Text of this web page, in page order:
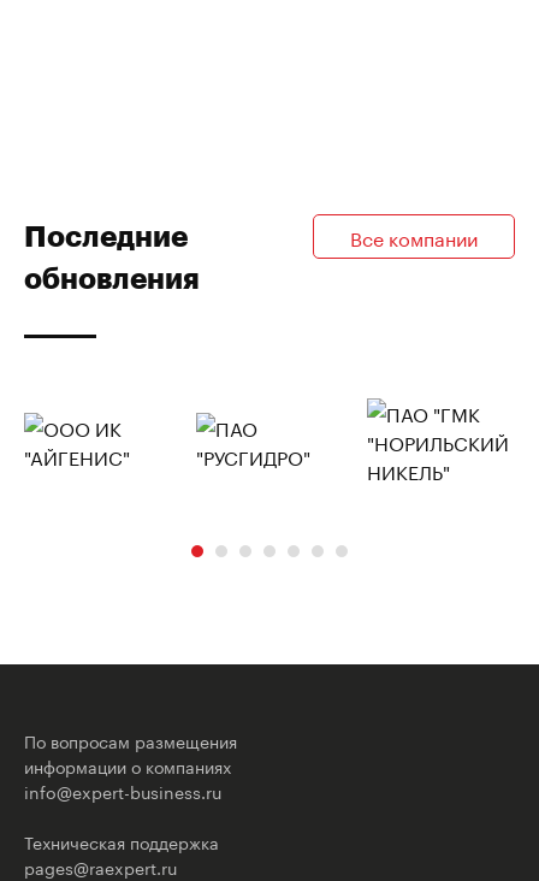
Последние
обновления
Все компании
По вопросам размещения
информации о компаниях
info@expert-business.ru
Техническая поддержка
pages@raexpert.ru